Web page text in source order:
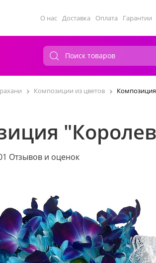
О нас Доставка Оплата Гарантии
Композиции из цветов
Отзывов и оценок